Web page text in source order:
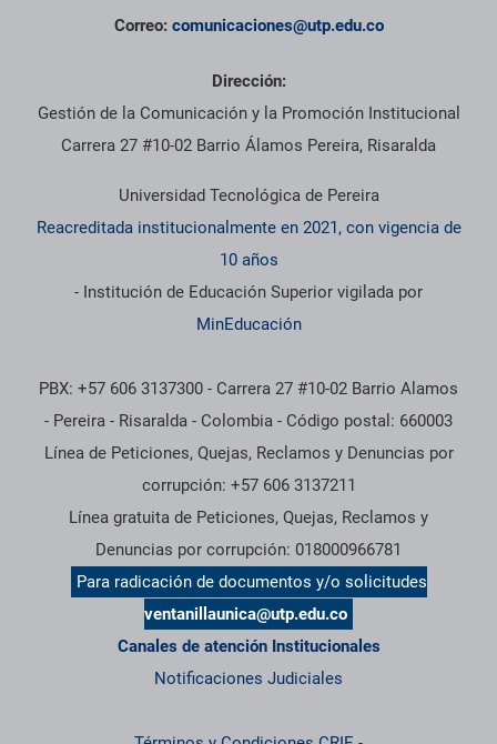
Correo: comunicaciones@utp.edu.co
Dirección:
Gestión de la Comunicación y la Promoción Institucional
Carrera 27 #10-02 Barrio Álamos Pereira, Risaralda
Universidad Tecnológica de Pereira
Reacreditada institucionalmente en 2021, con vigencia de
10 años
- Institución de Educación Superior vigilada por
MinEducación
PBX: +57 606 3137300 - Carrera 27 #10-02 Barrio Alamos
- Pereira - Risaralda - Colombia - Código postal: 660003
Línea de Peticiones, Quejas, Reclamos y Denuncias por
corrupción: +57 606 3137211
Línea gratuita de Peticiones, Quejas, Reclamos y
Denuncias por corrupción: 018000966781
Para radicación de documentos y/o solicitudes
ventanillaunica@utp.edu.co
Canales de atención Institucionales
Notificaciones Judiciales